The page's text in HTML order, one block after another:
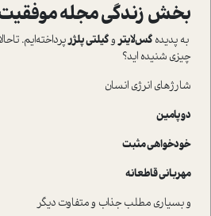
بخش زندگی مجله
به پدیده گس‌لایتروگیلتی پلژرپرداخته‌ایم.
چیزی شنیده اید؟
شارژهای انرژی انسان
دوپامین
خودخواهی مثبت
مهربانی قاطعانه
و بسیاری مطلب جذاب و متفاوت دیگر